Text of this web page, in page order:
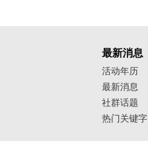
最新消息
活动年历
最新消息
社群话题
热门关键字